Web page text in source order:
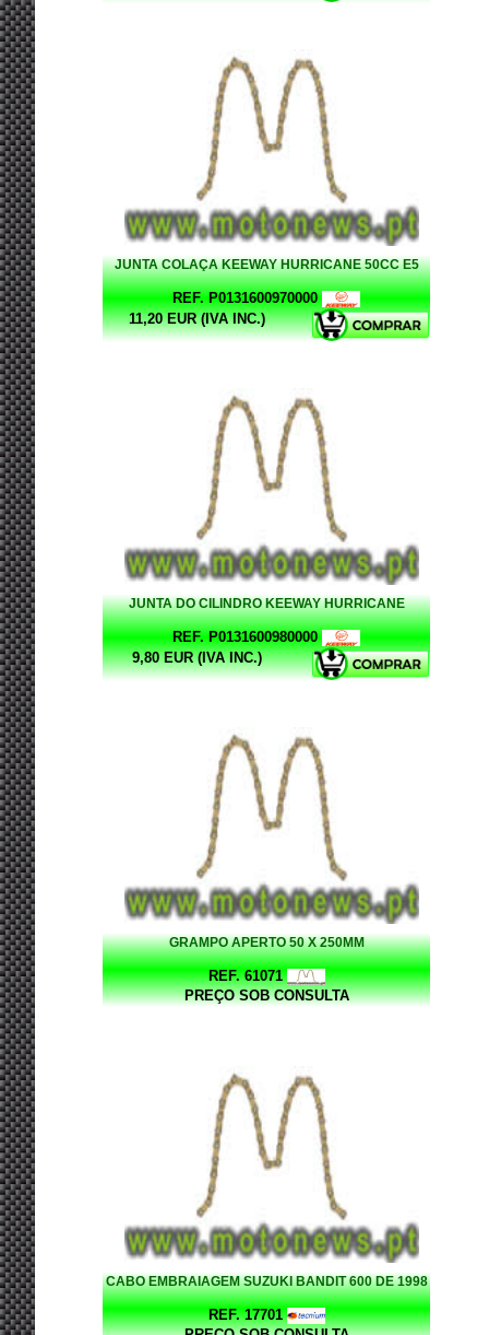
JUNTA COLAÇA KEEWAY HURRICANE 50CC E5
REF. P0131600970000
11,20 EUR (IVA INC.)
JUNTA DO CILINDRO KEEWAY HURRICANE
REF. P0131600980000
9,80 EUR (IVA INC.)
GRAMPO APERTO 50 X 250MM
REF. 61071
PREÇO SOB CONSULTA
CABO EMBRAIAGEM SUZUKI BANDIT 600 DE 1998
REF. 17701